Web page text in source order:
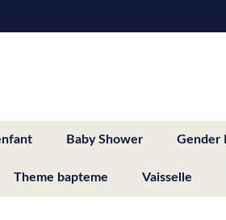
Baby Shower Gender
Theme bapteme Vaisselle